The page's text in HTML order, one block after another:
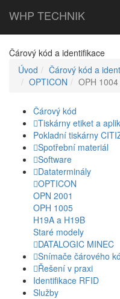
WHP TECHNIK
Čárový kód a identifikace
Úvod
Čárový kód a
OPTICON
OPH 1004
Čárový kód
Tiskárny etiket a
Pokladní tiskárny
Spotřební materiál
Software
Dataterminály
OPTICON
OPN 2001
OPH 1005
H19A a H19B
Staré modely
DATALOGIC MINEC
Snímače čárového
Řešení v praxi
Identifikace RFID
Služby